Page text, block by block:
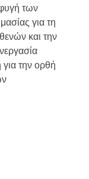
των
για τη
και την
για την ορθή